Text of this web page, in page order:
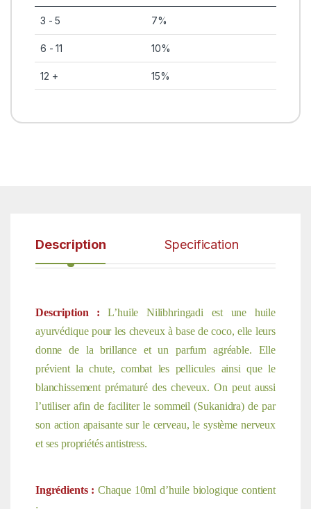
3 - 5 7%
6 - 11 10%
12 + 15%
Description Specification
Description : L’huile Nilibhringadi est une huile
ayurvédique pour les cheveux à base de coco, elle leurs
donne de la brillance et un parfum agréable. Elle
prévient la chute, combat les pellicules ainsi que le
blanchissement prématuré des cheveux. On peut aussi
l’utiliser afin de faciliter le sommeil (Sukanidra) de par
son action apaisante sur le cerveau, le système nerveux
et ses propriétés antistress.
Ingrédients : Chaque 10ml d’huile biologique contient